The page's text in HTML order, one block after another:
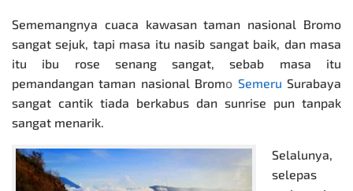
Sememangnya cuaca kawasan taman nasional Bromo
sangat sejuk, tapi masa itu nasib sangat baik, dan masa
itu ibu rose senang sangat, sebab masa itu
pemandangan taman nasional Bromo Semeru Surabaya
sangat cantik tiada berkabus dan sunrise pun tanpak
sangat menarik.
Selalunya,
selepas